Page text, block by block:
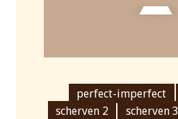
perfect-imperfect
scherven 2
scherven 3